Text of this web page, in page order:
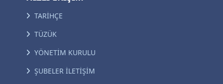
TARİHÇE
TÜZÜK
YÖNETİM KURULU
ŞUBELER İLETİŞİM